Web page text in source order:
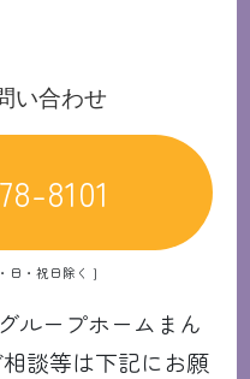
い合わせ
8101
日・祝日除く ]
ループホームまん
談等は下記にお願